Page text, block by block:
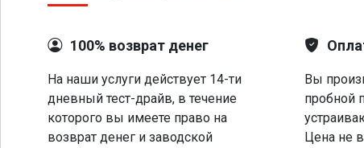
100% возврат денег
На наши услуги действует 14-ти
дневный тест-драйв, в течение
которого вы имеете право на
возврат денег и заводской
Вы
пробной
Цена не